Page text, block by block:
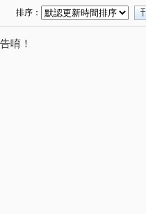
臺灣大道四段(2)
環中東路六
豐樂北二路(1) 敦富路(3)
大
(1)
排序：
唷！